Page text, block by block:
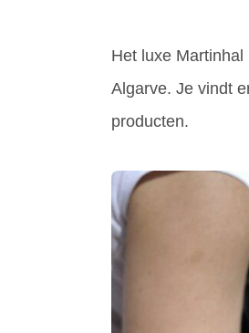
Het luxe
Algarve. Je vindt
producten.